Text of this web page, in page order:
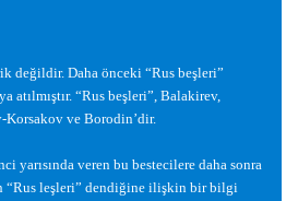
değildir. Daha önceki “Rus beşleri”
atılmıştır. “Rus beşleri”, Balakirev,
ve Borodin’dir.
yarısında veren bu bestecilere daha sonra
“Rus leşleri” dendiğine ilişkin bir bilgi